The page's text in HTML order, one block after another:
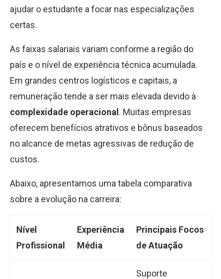
ajudar o estudante a focar nas especializações
certas.
As faixas salariais variam conforme a região do
país e o nível de experiência técnica acumulada.
Em grandes centros logísticos e capitais, a
remuneração tende a ser mais elevada devido à
complexidade operacional . Muitas empresas
oferecem benefícios atrativos e bônus baseados
no alcance de metas agressivas de redução de
custos.
Abaixo, apresentamos uma tabela comparativa
sobre a evolução na carreira:
Nível
Profissional
Experiência
Média
Principais Focos
de Atuação
Suporte